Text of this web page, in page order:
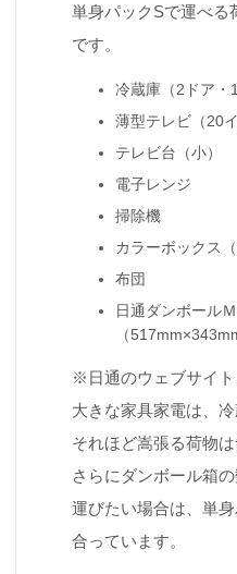
単身パックSで運べる
です。
冷蔵庫（2ドア・
薄型テレビ（20イ
テレビ台（小）
電子レンジ
掃除機
カラーボックス（
布団
日通ダンボール
（
※日通のウェブサイト
大きな家具家電は、
それほど嵩張る荷物
さらにダンボール箱
運びたい場合は、単
合っています。